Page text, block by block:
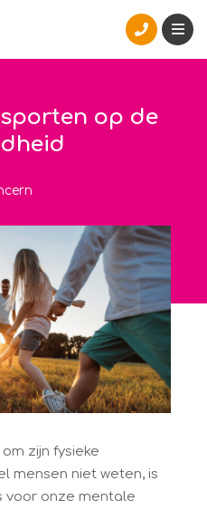
op de
zijn fysieke
mensen niet weten, is
voor onze mentale